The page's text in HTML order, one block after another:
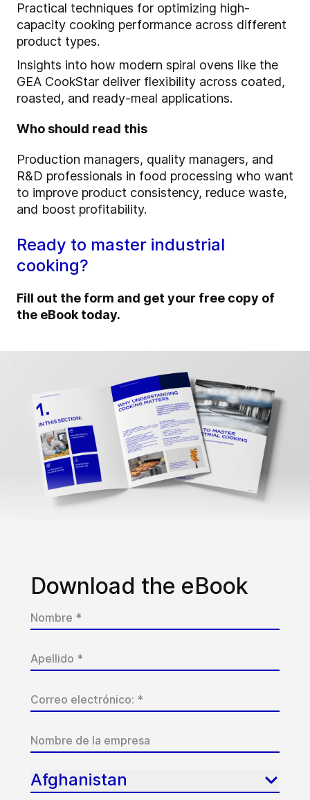
Practical techniques for optimizing high-
capacity cooking performance across different
product types.
Insights into how modern spiral ovens like the
GEA CookStar deliver flexibility across coated,
roasted, and ready‑meal applications.
Who should read this
Production managers, quality managers, and
R&D professionals in food processing who want
to improve product consistency, reduce waste,
and boost profitability.
Ready to master industrial
cooking?
Fill out the form and get your free copy of
the eBook today.
Download the eBook
Afghanistan